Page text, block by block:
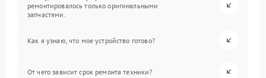
ремонтировалось только оригинальными
запчастями.
Как я узнаю, что мое устройство готово?
От чего зависит срок ремонта техники?